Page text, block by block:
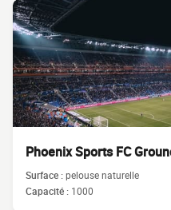
Phoenix Sports FC
Surface :pelouse naturelle
Capacité : 1000